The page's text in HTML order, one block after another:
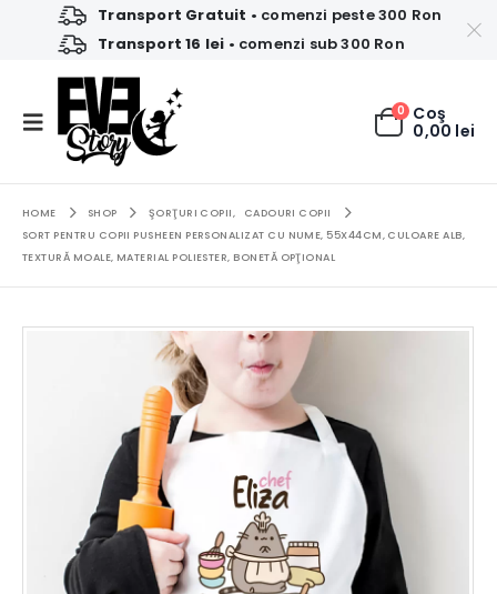
Transport Gratuit • comenzi peste 300 Ron
Transport 16 lei • comenzi sub 300 Ron
0 Coş
0,00 lei
HOME SHOP ŞORŢURI COPII,
CADOURI COPII
SORT PENTRU COPII PUSHEEN PERSONALIZAT CU NUME, 55X44CM, CULOARE ALB,
TEXTURĂ MOALE, MATERIAL POLIESTER, BONETĂ OPŢIONAL